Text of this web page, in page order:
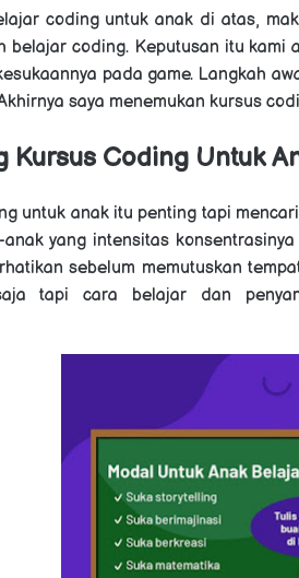
coding untuk anak di atas,
belajar coding. Keputusan itu
pada game. Langkah
saya menemukan kursus
Kursus Coding Untuk
untuk anak itu penting tapi
anak yang intensitas
sebelum memutuskan
tapi cara belajar dan